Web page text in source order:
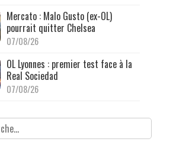
Mercato : Malo Gusto (ex-OL)
pourrait quitter Chelsea
07/08/26
OL Lyonnes : premier test face à la
Real Sociedad
07/08/26